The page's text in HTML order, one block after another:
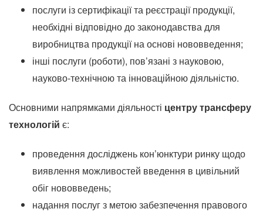
послуги із сертифікації та реєстрації продукції,
необхідні відповідно до законодавства для
виробництва продукції на основі нововведення;
інші послуги (роботи), пов’язані з науковою,
науково-технічною та інноваційною діяльністю.
Основними напрямками діяльності центру трансферу
технологій є:
проведення досліджень кон’юнктури ринку щодо
виявлення можливостей введення в цивільний
обіг нововведень;
надання послуг з метою забезпечення правового